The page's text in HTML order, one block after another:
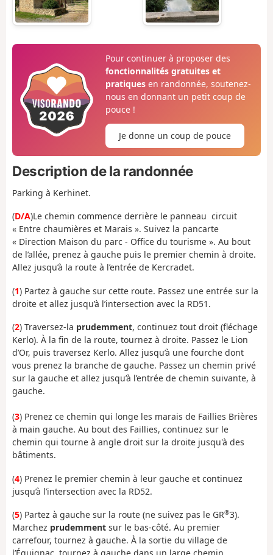
Pour continuer à proposer des
fonctionnalités gratuites et
pratiquesen randonnée, soutenez-
nous en donnant un petit coup de
pouce !
Je donne un coup de pouce
Description de la randonnée
Parking à Kerhinet.
(D/A)Le chemin commence derrière le panneau circuit
« Entre chaumières et Marais ». Suivez la pancarte
« Direction Maison du parc - Office du tourisme ». Au bout
de l’allée, prenez à gauche puis le premier chemin à droite.
Allez jusqu’à la route à l’entrée de Kercradet.
(1) Partez à gauche sur cette route. Passez une entrée sur la
droite et allez jusqu’à l’intersection avec la RD51.
(2) Traversez-la prudemment, continuez tout droit (fléchage
Kerlo). À la fin de la route, tournez à droite. Passez le Lion
d’Or, puis traversez Kerlo. Allez jusqu’à une fourche dont
vous prenez la branche de gauche. Passez un chemin privé
sur la gauche et allez jusqu’à l’entrée de chemin suivante, à
gauche.
(3) Prenez ce chemin qui longe les marais de Faillies Brières
à main gauche. Au bout des Faillies, continuez sur le
chemin qui tourne à angle droit sur la droite jusqu'à des
bâtiments.
(4) Prenez le premier chemin à leur gauche et continuez
jusqu’à l’intersection avec la RD52.
(5) Partez à gauche sur la route (ne suivez pas le GR®3).
Marchez prudemment sur le bas-côté. Au premier
carrefour, tournez à gauche. À la sortie du village de